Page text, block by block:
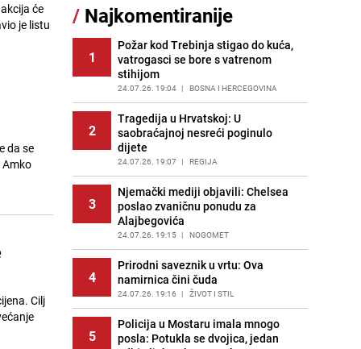
će
je listu
da se
Cilj
11
oduzeo zastavu s ljiljanima i
sankcionisao vozača iz Bosanskog
Novog
PRIJE 2 DANA | BOSNA I HERCEGOVINA
12
Kao iz slastičarne: Rolada od
čokolade i kokosa bez pečenja,
jednostavan desert bez imalo muke
PRIJE 2 DANA | RECEPTI
13
Tajna savršenog makedonskog
ajvara: Stari recept za kremast i
bogat okus
PRIJE 2 DANA | RECEPTI
14
Tuga potresla grad na Uni:
Preminula Lejla Muhić (39),
sugrađani u nevjerici
PRIJE 2 DANA | BOSNA I HERCEGOVINA
15
Borba trajala satima: Pogledajte
'grdosiju' od skoro tri metra koju su
braća izvukla iz mora
/ Najkomentiranije
1
Požar kod Trebinja stigao do kuća,
vatrogasci se bore s vatrenom
stihijom
24.07.26. 19:04 | BOSNA I HERCEGOVINA
2
Tragedija u Hrvatskoj: U
saobraćajnoj nesreći poginulo
dijete
24.07.26. 19:07 | REGIJA
3
Njemački mediji objavili: Chelsea
poslao zvaničnu ponudu za
Alajbegovića
24.07.26. 19:15 | NOGOMET
4
Prirodni saveznik u vrtu: Ova
namirnica čini čuda
24.07.26. 19:16 | ŽIVOT I STIL
5
Policija u Mostaru imala mnogo
posla: Potukla se dvojica, jedan